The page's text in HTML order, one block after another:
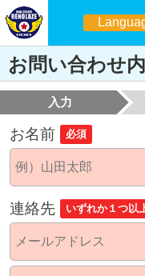
日
お問い合わせ
入力
お名前 必須
連絡先 いずれか１つ以